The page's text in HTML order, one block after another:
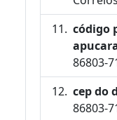
código
86803-
cep do
86803-